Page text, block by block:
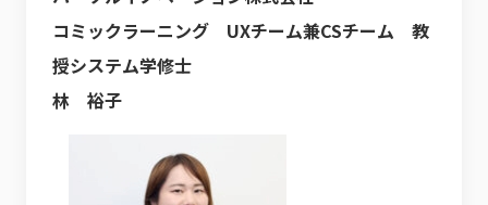
コミックラーニング UXチーム兼CSチーム 教
授システム学修士
林 裕子